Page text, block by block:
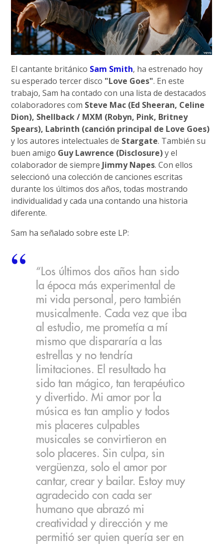
El cantante británico Sam Smith, ha estrenado hoy
su esperado tercer disco "Love Goes". En este
trabajo, Sam ha contado con una lista de destacados
colaboradores com Steve Mac (Ed Sheeran, Celine
Dion), Shellback / MXM (Robyn, Pink, Britney
Spears), Labrinth (canción principal de Love Goes)
y los autores intelectuales de Stargate. También su
buen amigo Guy Lawrence (Disclosure)y el
colaborador de siempre Jimmy Napes. Con ellos
seleccionó una colección de canciones escritas
durante los últimos dos años, todas mostrando
individualidad y cada una contando una historia
diferente.
Sam ha señalado sobre este LP:
“Los últimos dos años han sido
la época más experimental de
mi vida personal, pero también
musicalmente. Cada vez que iba
al estudio, me prometía a mí
mismo que dispararía a las
estrellas y no tendría
limitaciones. El resultado ha
sido tan mágico, tan terapéutico
y divertido. Mi amor por la
música es tan amplio y todos
mis placeres culpables
musicales se convirtieron en
solo placeres. Sin culpa, sin
vergüenza, solo el amor por
cantar, crear y bailar. Estoy muy
agradecido con cada ser
humano que abrazó mi
creatividad y dirección y me
permitió ser quien quería ser en